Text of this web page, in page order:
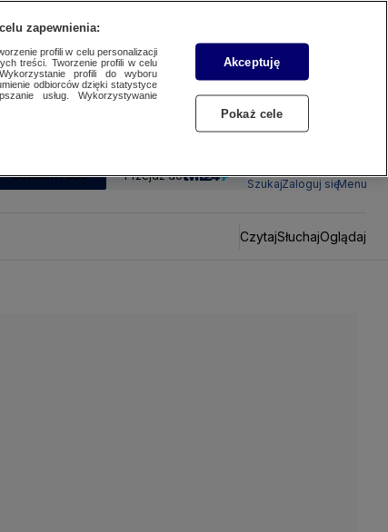
SUBSKRYBUJ Przejdź do
SzukajZaloguj sięMenu
CzytajSłuchajOglądaj
zapewnienia:
profili w celu personalizacji
treści. Tworzenie profili w celu
profili do wyboru
odbiorców dzięki statystyce
usług. Wykorzystywanie
Akceptuję
Pokaż cele